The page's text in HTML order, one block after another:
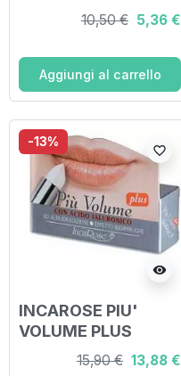
10,50 € 5,36 €
Aggiungi al carrello
-13%
visibility
favorite_border
INCAROSE PIU'
VOLUME PLUS
15,90 € 13,88 €